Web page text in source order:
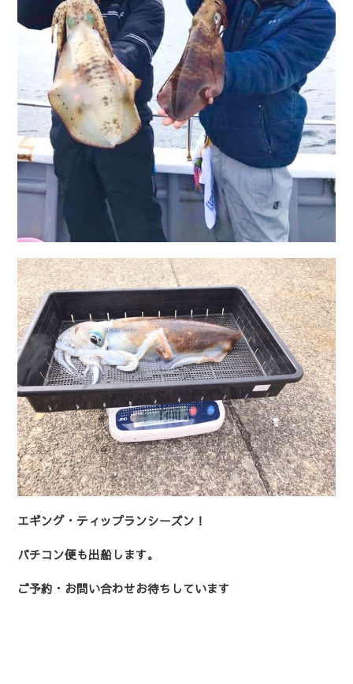
エギング・ティップランシーズン！
バチコン便も出船します。
ご予約・お問い合わせお待ちしています